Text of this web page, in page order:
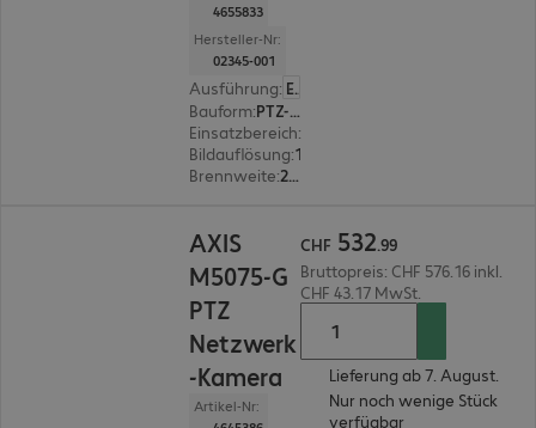
4655833
Hersteller-Nr:
02345-001
Ausführung:
Europäisch
Bauform:
PTZ-Dome-Kamera
Einsatzbereich:
Bildauflösung:
Brennweite: 2,2 - 11 mm
AXIS
M5075-G
PTZ
Netzwerk
-Kamera
Artikel-Nr:
CHF 532.99
Bruttopreis: CHF 576.16 inkl.
CHF 43.17 MwSt.
Lieferung ab 7. August.
Nur noch wenige Stück
verfügbar